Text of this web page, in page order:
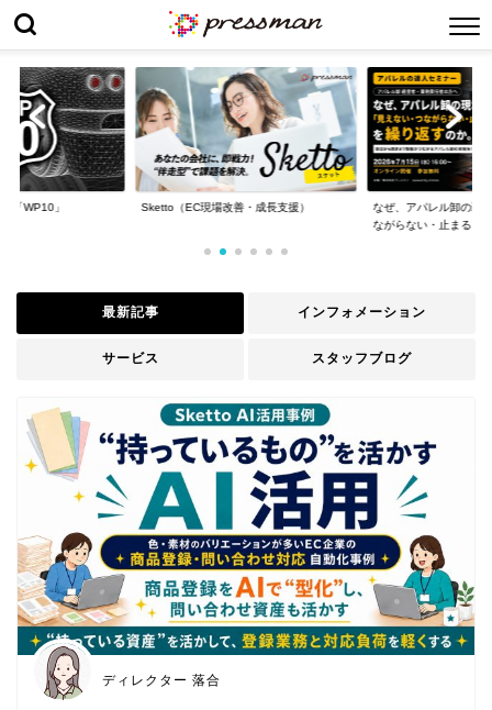
・成長支援）
なぜ、アパレル卸の現場は「見えない・つ
WP10導入事例 : 日本
最新記事 インフォメーション
サービス スタッフブログ
ディレクター 落合